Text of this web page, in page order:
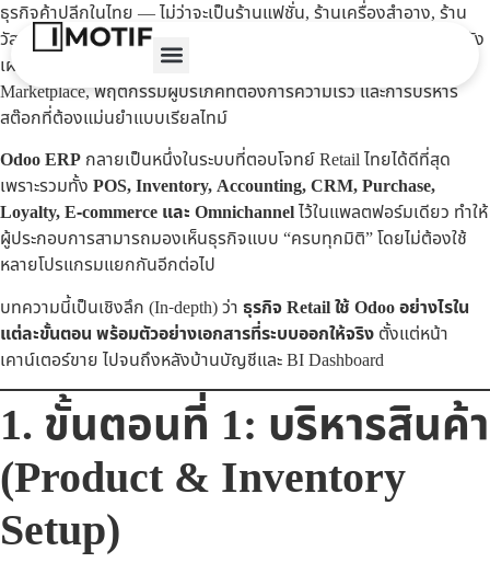
ธุรกิจค้าปลีกในไทย — ไม่ว่าจะเป็นร้านแฟชั่น, ร้านเครื่องสำอาง, ร้าน
วัสดุก่อสร้าง, ร้านอาหารเสริม, หรือร้านอุปกรณ์อิเล็กทรอนิกส์ — กำลัง
เผชิญแรงกดดันมากขึ้นในปี 2025 ทั้งต้นทุนที่สูงขึ้น, การแข่งขันจาก
Marketplace, พฤติกรรมผู้บริโภคที่ต้องการความเร็ว และการบริหาร
สต๊อกที่ต้องแม่นยำแบบเรียลไทม์
Odoo ERP กลายเป็นหนึ่งในระบบที่ตอบโจทย์ Retail ไทยได้ดีที่สุด
เพราะรวมทั้ง POS, Inventory, Accounting, CRM, Purchase,
Loyalty, E-commerce และ Omnichannelไว้ในแพลตฟอร์มเดียว ทำให้
ผู้ประกอบการสามารถมองเห็นธุรกิจแบบ “ครบทุกมิติ” โดยไม่ต้องใช้
หลายโปรแกรมแยกกันอีกต่อไป
บทความนี้เป็นเชิงลึก (In-depth) ว่า ธุรกิจ Retail ใช้ Odoo อย่างไรใน
แต่ละขั้นตอน พร้อมตัวอย่างเอกสารที่ระบบออกให้จริง ตั้งแต่หน้า
เคาน์เตอร์ขาย ไปจนถึงหลังบ้านบัญชีและ BI Dashboard
1. ขั้นตอนที่ 1: บริหารสินค้า
(Product & Inventory
Setup)